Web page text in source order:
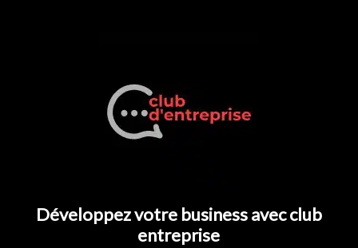
Développez votre business avec club
entreprise